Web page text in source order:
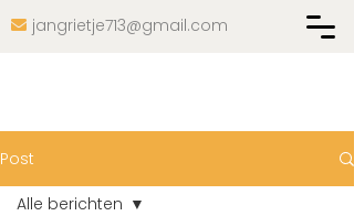
 jangrietje713@gmail.com
Post
Alle berichten